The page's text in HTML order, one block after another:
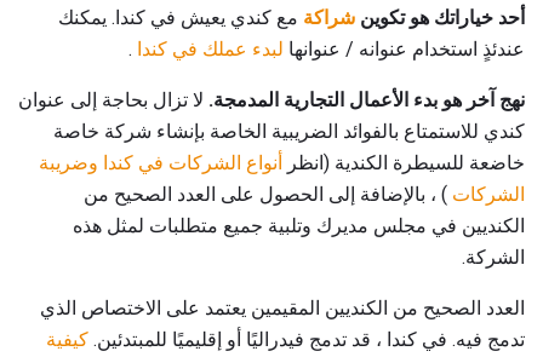
أحد خياراتك هو تكوين شراكة مع كندي يعيش في كندا. يمكنك
عندئذٍ استخدام عنوانه / عنوانها لبدء عملك في كندا .
نهج آخر هو بدء الأعمال التجارية المدمجة. لا تزال بحاجة إلى عنوان
كندي للاستمتاع بالفوائد الضريبية الخاصة بإنشاء شركة خاصة
خاضعة للسيطرة الكندية (انظر أنواع الشركات في كندا وضريبة
الشركات ) ، بالإضافة إلى الحصول على العدد الصحيح من
الكنديين في مجلس مديرك وتلبية جميع متطلبات لمثل هذه
الشركة.
العدد الصحيح من الكنديين المقيمين يعتمد على الاختصاص الذي
تدمج فيه. في كندا ، قد تدمج فيدراليًا أو إقليميًا للمبتدئين. كيفية